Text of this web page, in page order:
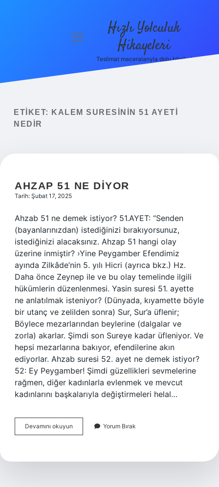
Yasal Uyarı
menüyü
Hızlı Yolculuk
Hikayeleri
Teslimat maceralarıyla dolu bilgiler!
ETIKET:
KALEM SURESININ 51 AYETI
NEDIR
AHZAP 51 NE DIYOR
Tarih: Şubat 17, 2025
Ahzab 51 ne demek istiyor? 51.AYET: “Senden
(bayanlarınızdan) istediğinizi bırakıyorsunuz,
istediğinizi alacaksınız. Ahzap 51 hangi olay
üzerine inmiştir? ›Yine Peygamber Efendimiz
ayında Zilkâde’nin 5. yılı Hicri (ayrıca bkz.) Hz.
Daha önce Zeynep ile ve bu olay temelinde ilgili
hükümlerin düzenlenmesi. Yasin suresi 51. ayette
ne anlatılmak isteniyor? (Dünyada, kıyamette böyle
bir utanç ve zelilden sonra) Sur, Sur’a üflenir;
Böylece mezarlarından beylerine (dalgalar ve
zorla) akarlar. Şimdi son Sureye kadar üfleniyor. Ve
hepsi mezarlarına bakıyor, efendilerine akın
ediyorlar. Ahzab suresi 52. ayet ne demek istiyor?
52: Ey Peygamber! Şimdi güzellikleri sevmelerine
rağmen, diğer kadınlarla evlenmek ve mevcut
kadınlarını başkalarıyla değiştirmeleri helal…
Devamını okuyun
51
Yorum Bırak